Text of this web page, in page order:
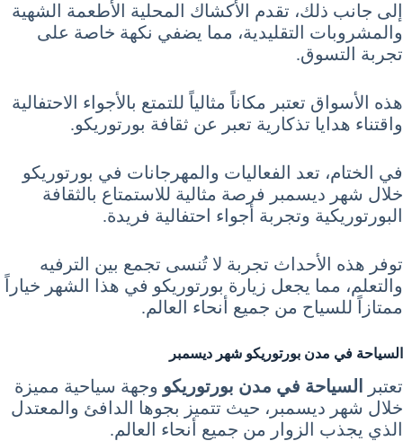
إلى جانب ذلك، تقدم الأكشاك المحلية الأطعمة الشهية
والمشروبات التقليدية، مما يضفي نكهة خاصة على
تجربة التسوق.
هذه الأسواق تعتبر مكاناً مثالياً للتمتع بالأجواء الاحتفالية
واقتناء هدايا تذكارية تعبر عن ثقافة بورتوريكو.
في الختام، تعد الفعاليات والمهرجانات في بورتوريكو
خلال شهر ديسمبر فرصة مثالية للاستمتاع بالثقافة
البورتوريكية وتجربة أجواء احتفالية فريدة.
توفر هذه الأحداث تجربة لا تُنسى تجمع بين الترفيه
والتعلم، مما يجعل زيارة بورتوريكو في هذا الشهر خياراً
ممتازاً للسياح من جميع أنحاء العالم.
السياحة في مدن بورتوريكو شهر ديسمبر
تعتبر السياحة في مدن بورتوريكو وجهة سياحية مميزة
خلال شهر ديسمبر، حيث تتميز بجوها الدافئ والمعتدل
الذي يجذب الزوار من جميع أنحاء العالم.